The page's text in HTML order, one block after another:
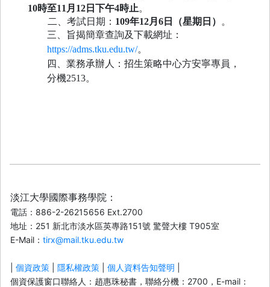
10時至11月12日下午4時止。
二、考試日期： 109年12月 6日（星期日）
。
三、旨揭簡章查詢及下載網址：
https://adms.tku.edu.tw/。
四
、業務承辦人：招生策略中心方安寧專員，
分機2513。
淡江大學國際事務學院：
電話：886-2-26215656 Ext.2700
地址：251 新北市淡水區英專路151號 驚聲大樓 T905室
E-Mail： tirx@mail.tku.edu.tw
個資政策 隱私權政策 個人資料告知聲明
個資保護窗口聯絡人：趙惠珠秘書，聯絡分機：2700，E-mail：